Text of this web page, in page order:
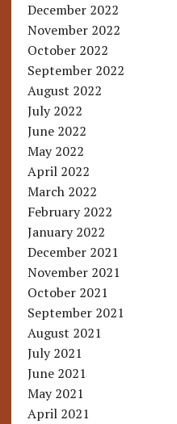
December 2022
November 2022
October 2022
September 2022
August 2022
July 2022
June 2022
May 2022
April 2022
March 2022
February 2022
January 2022
December 2021
November 2021
October 2021
September 2021
August 2021
July 2021
June 2021
May 2021
April 2021